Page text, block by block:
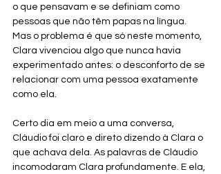
o que pensavam e se definiam como
pessoas que não têm papas na língua.
Mas o problema é que só neste momento,
Clara vivenciou algo que nunca havia
experimentado antes: o desconforto de se
relacionar com uma pessoa exatamente
como ela.
Certo dia em meio a uma conversa,
Cláudio foi claro e direto dizendo à Clara o
que achava dela. As palavras de Cláudio
incomodaram Clara profundamente. E ela,